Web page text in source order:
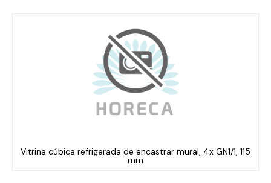
Vitrina cúbica refrigerada de encastrar mural, 4x GN1/1, 115
mm